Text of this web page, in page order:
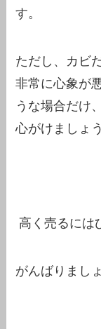
す。
ただし、カビ
非常に心象が
うな場合だけ
心がけましょう
高く売るには
がんばりまし